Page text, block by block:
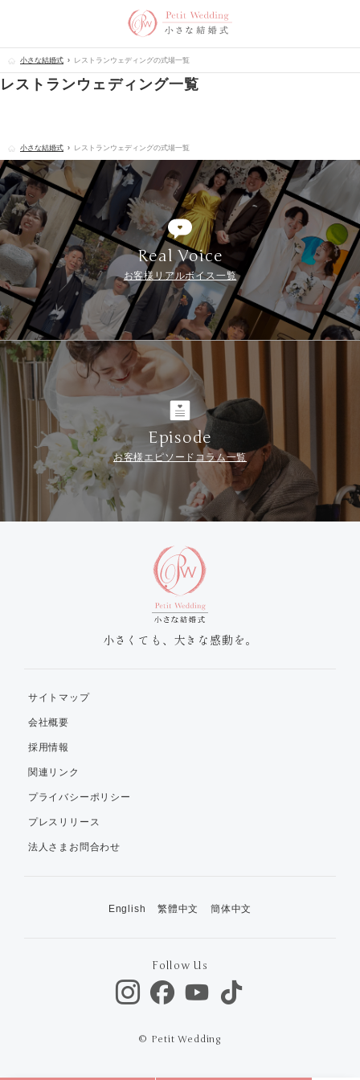
小さな結婚式 レストランウェディングの式場一覧
レストランウェディング一覧
小さな結婚式 レストランウェディングの式場一覧
Real Voice
お客様リアルボイス一覧
Episode
お客様エピソードコラム一覧
小さくても、大きな感動を。
サイトマップ
会社概要
採用情報
関連リンク
プライバシーポリシー
プレスリリース
法人さまお問合わせ
English 繁體中文 簡体中文
Follow Us
© Petit Wedding